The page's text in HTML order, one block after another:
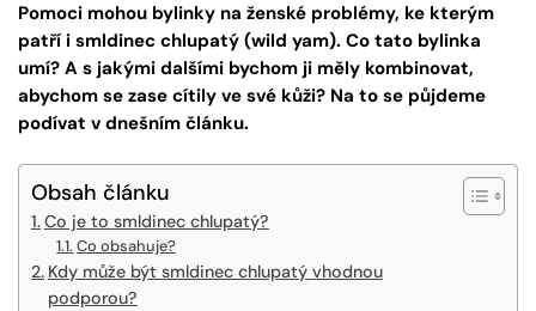
Pomoci mohou bylinky na ženské problémy, ke kterým
patří i smldinec chlupatý (wild yam). Co tato bylinka
umí? A s jakými dalšími bychom ji měly kombinovat,
abychom se zase cítily ve své kůži? Na to se půjdeme
podívat v dnešním článku.
Obsah článku
Co je to smldinec chlupatý?
Co obsahuje?
Kdy může být smldinec chlupatý vhodnou
podporou?